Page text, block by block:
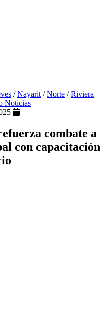
/Nayarit/Norte /Riviera
Noticias
combate a
con capacitación